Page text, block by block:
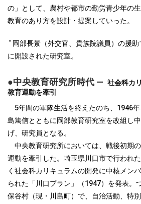
の」として、農村や都市の勤労青少年の
教育のあり方を設計・提案していった。
＊ 岡部長景（外交官、貴族院議員）の援
に開設された研究室。
●中央教育研究所時代 ― 社会科カ
教育運動を牽引
5年間の軍隊生活を終えたのち、1946
島篤信とともに岡部教育研究室を改組し
げ、研究員となる。
中央教育研究所においては、戦後初期
運動を牽引した。埼玉県川口市で行われ
く社会科カリキュラムの開発に中核メン
られた「川口プラン」（1947）を発表。
保谷村（現・川島町）で、自治活動、特